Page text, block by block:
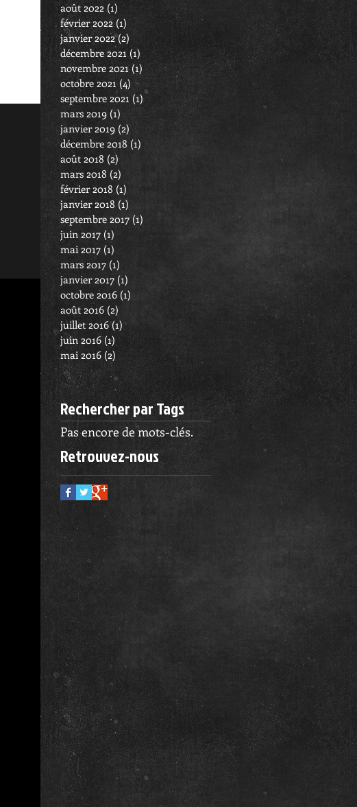
août 2022 (1) 1 post
février 2022 (1) 1 post
janvier 2022 (2)2 posts
décembre 2021 (1) 1 post
novembre 2021 (1)1 post
octobre 2021 (4)4 posts
septembre 2021 (1) 1 post
mars 2019 (1) 1 post
janvier 2019 (2) 2 posts
décembre 2018 (1)
août 2018 (2) 2 posts
mars 2018 (2) 2 posts
février 2018 (1) 1 post
janvier 2018 (1) 1 post
septembre 2017 (1) 1 post
juin 2017 (1)
mai 2017 (1)
mars 2017 (1)
janvier 2017 (1)
octobre 2016 (1) 1 post
août 2016 (2) 2 posts
juillet 2016 (1) 1 post
juin 2016 (1) 1 post
mai 2016 (2) 2 posts
Rechercher par Tags
Pas encore de mots-clés.
Retrouvez-nous